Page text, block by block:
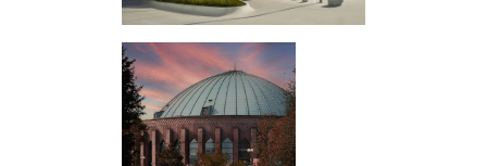
Schauspielhaus